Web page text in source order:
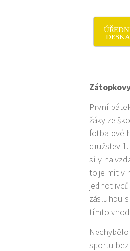
DESKA
První
žáky ze
fotbalové
družstev
síly na
to je mít v
zásluhou
tímto
sportu